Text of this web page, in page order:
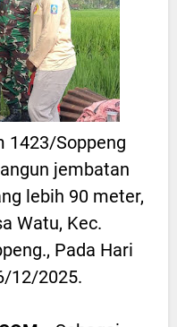
1423/Soppeng
jembatan
lebih 90 meter,
Watu, Kec.
Pada Hari
12/2025.